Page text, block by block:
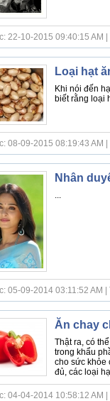
22-10-2015 09:40:15 AM
Loại hạt
Khi nói đến
biết rằng loại
08-09-2015 08:19:43 AM
Nhân
05-09-2014 03:11:52 AM
Ăn chay
Thật ra, có
trong khẩu
cho sức khỏe
đủ, các loại
04-04-2014 10:58:12 AM